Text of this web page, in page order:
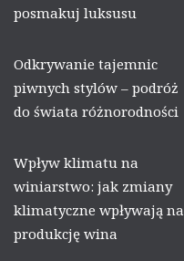
posmakuj luksusu
Odkrywanie tajemnic
piwnych stylów – podróż
do świata różnorodności
Wpływ klimatu na
winiarstwo: jak zmiany
klimatyczne wpływają na
produkcję wina